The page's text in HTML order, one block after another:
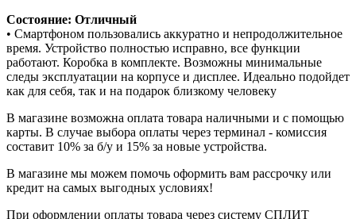
Состояние: Отличный
• Смартфоном пользовались аккуратно и непродолжительное
время. Устройство полностью исправно, все функции
работают. Коробка в комплекте. Возможны минимальные
следы эксплуатации на корпусе и дисплее. Идеально подойдет
как для себя, так и на подарок близкому человеку
В магазине возможна оплата товара наличными и с помощью
карты. В случае выбора оплаты через терминал - комиссия
составит 10% за б/у и 15% за новые устройства.
В магазине мы можем помочь оформить вам рассрочку или
кредит на самых выгодных условиях!
При оформлении оплаты товара через систему СПЛИТ